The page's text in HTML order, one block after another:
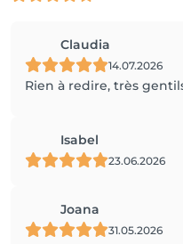
Claudia
14.07.2026
Rien à redire, très
Isabel
23.06.2026
Joana
31.05.2026